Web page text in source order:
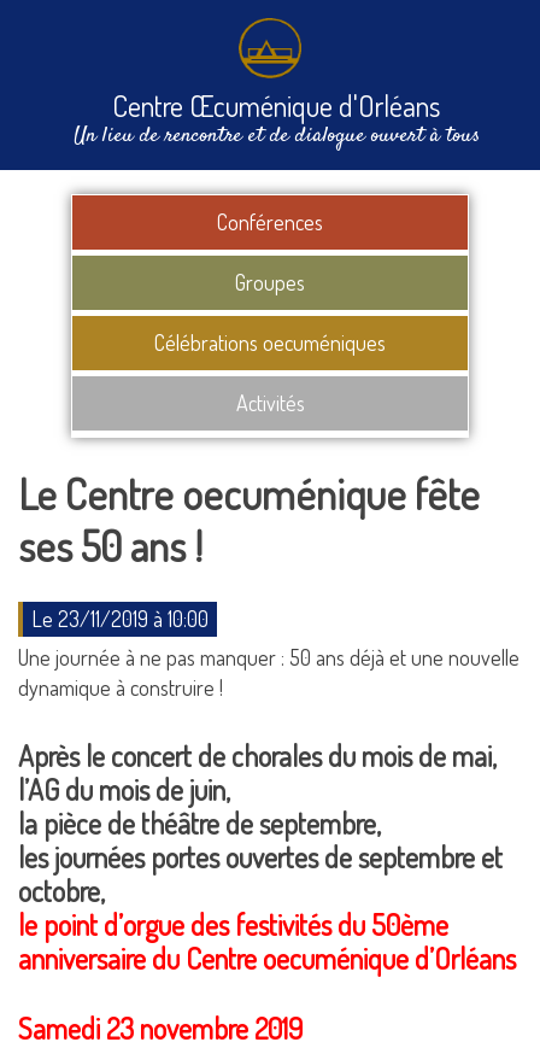
Centre Œcuménique d'Orléans
Un lieu de rencontre et de dialogue ouvert à tous
Conférences
Groupes
Célébrations oecuméniques
Activités
Le Centre oecuménique fête
ses 50 ans !
Le 23/11/2019 à 10:00
Une journée à ne pas manquer : 50 ans déjà et une nouvelle
dynamique à construire !
Après le concert de chorales du mois de mai,
l’AG du mois de juin,
la pièce de théâtre de septembre,
les journées portes ouvertes de septembre et
octobre,
le point d’orgue des festivités du 50ème
anniversaire du Centre oecuménique d’Orléans
Samedi 23 novembre 2019